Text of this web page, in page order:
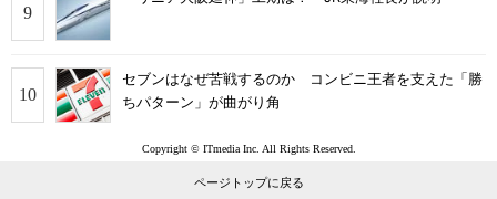
セブンはなぜ苦戦するのか コンビニ王者を支えた「勝
ちパターン」が曲がり角
Copyright © ITmedia Inc. All Rights Reserved.
ページトップに戻る